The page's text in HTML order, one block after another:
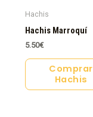
Hachis
Hachis Marroquí
5.50€
Comprar
Hachis